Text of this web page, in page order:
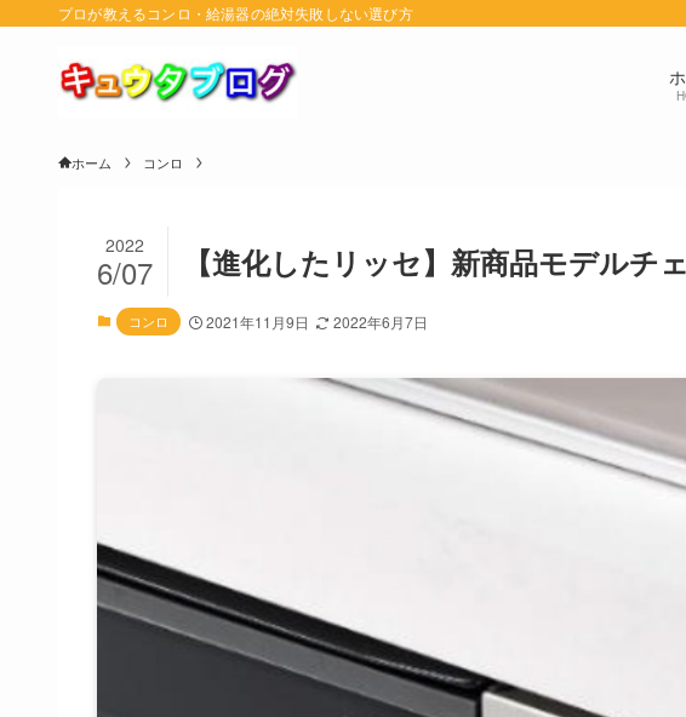
プロが教えるコンロ・給湯器の絶対失敗しない選び方
ホーム コンロ
【進化したリッセ】新商品モデルチ
2022
6/07
コンロ 2021年11月9日 2022年6月7日